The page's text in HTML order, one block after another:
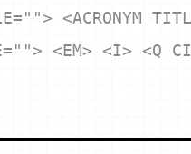
<ACRONYM
<EM> <I> <Q